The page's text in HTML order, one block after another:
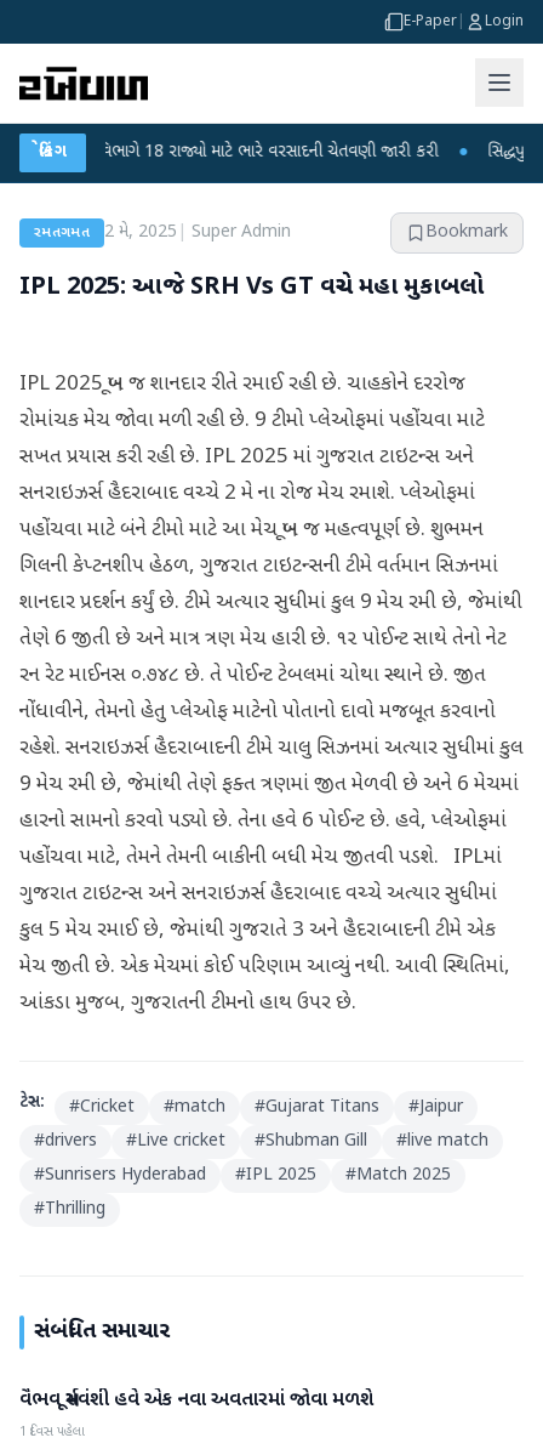
E-Paper Login
બ્રેકિંગ
વિભાગે 18 રાજ્યો માટે ભારે વરસાદની ચેતવણી જારી કરી ● સિદ્ધપુરથી બોમ્બ
રમતગમત 2 મે, 2025 Super Admin Bookmark
IPL 2025: આજે SRH Vs GT વચ્ચે મહા મુકાબલો
IPL 2025 ખૂબ જ શાનદાર રીતે રમાઈ રહી છે. ચાહકોને દરરોજ
રોમાંચક મેચ જોવા મળી રહી છે. 9 ટીમો પ્લેઓફમાં પહોંચવા માટે
સખત પ્રયાસ કરી રહી છે. IPL 2025 માં ગુજરાત ટાઇટન્સ અને
સનરાઇઝર્સ હૈદરાબાદ વચ્ચે 2 મે ના રોજ મેચ રમાશે. પ્લેઓફમાં
પહોંચવા માટે બંને ટીમો માટે આ મેચ ખૂબ જ મહત્વપૂર્ણ છે. શુભમન
ગિલની કેપ્ટનશીપ હેઠળ, ગુજરાત ટાઇટન્સની ટીમે વર્તમાન સિઝનમાં
શાનદાર પ્રદર્શન કર્યું છે. ટીમે અત્યાર સુધીમાં કુલ 9 મેચ રમી છે, જેમાંથી
તેણે 6 જીતી છે અને માત્ર ત્રણ મેચ હારી છે. ૧૨ પોઈન્ટ સાથે તેનો નેટ
રન રેટ માઈનસ ૦.૭૪૮ છે. તે પોઈન્ટ ટેબલમાં ચોથા સ્થાને છે. જીત
નોંધાવીને, તેમનો હેતુ પ્લેઓફ માટેનો પોતાનો દાવો મજબૂત કરવાનો
રહેશે. સનરાઇઝર્સ હૈદરાબાદની ટીમે ચાલુ સિઝનમાં અત્યાર સુધીમાં કુલ
9 મેચ રમી છે, જેમાંથી તેણે ફક્ત ત્રણમાં જીત મેળવી છે અને 6 મેચમાં
હારનો સામનો કરવો પડ્યો છે. તેના હવે 6 પોઈન્ટ છે. હવે, પ્લેઓફમાં
પહોંચવા માટે, તેમને તેમની બાકીની બધી મેચ જીતવી પડશે. IPLમાં
ગુજરાત ટાઇટન્સ અને સનરાઇઝર્સ હૈદરાબાદ વચ્ચે અત્યાર સુધીમાં
કુલ 5 મેચ રમાઈ છે, જેમાંથી ગુજરાતે 3 અને હૈદરાબાદની ટીમે એક
મેચ જીતી છે. એક મેચમાં કોઈ પરિણામ આવ્યું નથી. આવી સ્થિતિમાં,
આંકડા મુજબ, ગુજરાતની ટીમનો હાથ ઉપર છે.
ટેગ્સ: #Cricket #match #Gujarat Titans #Jaipur
#drivers #Live cricket #Shubman Gill #live match
#Sunrisers Hyderabad #IPL 2025 #Match 2025
#Thrilling
સંબંધિત સમાચાર
રમતગમત
વૈભવ સૂર્યવંશી હવે એક નવા અવતારમાં જોવા મળશે
1 દિવસ પહેલા